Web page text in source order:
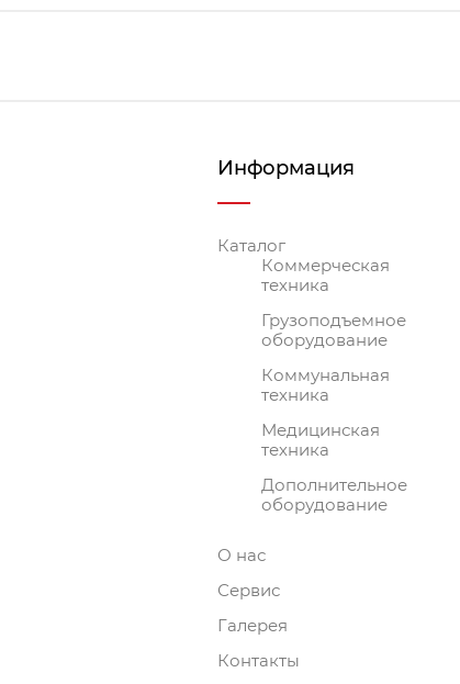
КМУ данной серии предназначены для
имеют в своем автопарке или
При подборе модели манипулятора мы
вопросам, подбору модели, дополнительных
Информация
Каталог
Коммерческая
техника
Грузоподъемное
оборудование
Коммунальная
техника
Медицинская
техника
Дополнительное
оборудование
О нас
Сервис
Галерея
Контакты